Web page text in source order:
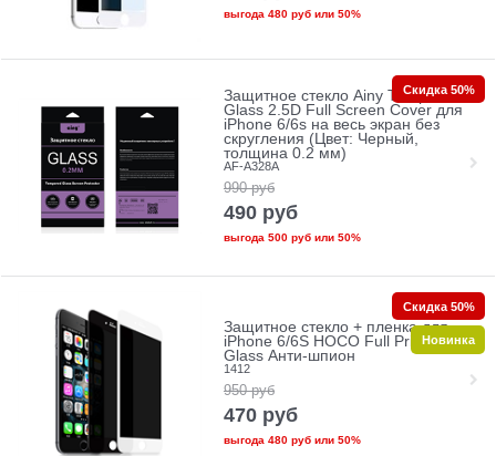
выгода 480 рубили 50%
Защитное стекло Ainy Tempered
Glass 2.5D Full Screen Cover для
iPhone 6/6s на весь экран без
скругления (Цвет: Черный,
толщина 0.2 мм)
AF-A328A
990 руб
490 руб
выгода 500 рубили 50%
Скидка 50%
Защитное стекло + пленка для
iPhone 6/6S HOCO Full Privacy
Glass Анти-шпион
1412
950 руб
470 руб
выгода 480 рубили 50%
Скидка 50%
Новинка